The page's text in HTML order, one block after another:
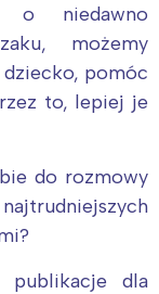
o niedawno
możemy
pomóc
to, lepiej je
do rozmowy
publikacje dla